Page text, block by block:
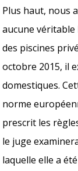
Plus haut, nous
aucune
des piscines
octobre 2015, il
domestiques.
norme
prescrit les
le juge
laquelle elle a